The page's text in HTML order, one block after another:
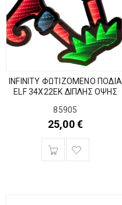
INFINITY ΦΩΤΙΖΟΜΕΝΟ ΠΟΔΙΑ
ELF 34Χ22ΕΚ ΔΙΠΛΗΣ ΟΨΗΣ
85905
25,00€